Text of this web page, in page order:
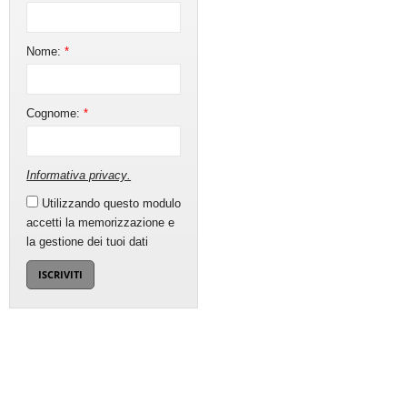
Nome:*
Cognome:*
Informativa privacy.
Utilizzando questo modulo
accetti la memorizzazione e
la gestione dei tuoi dati